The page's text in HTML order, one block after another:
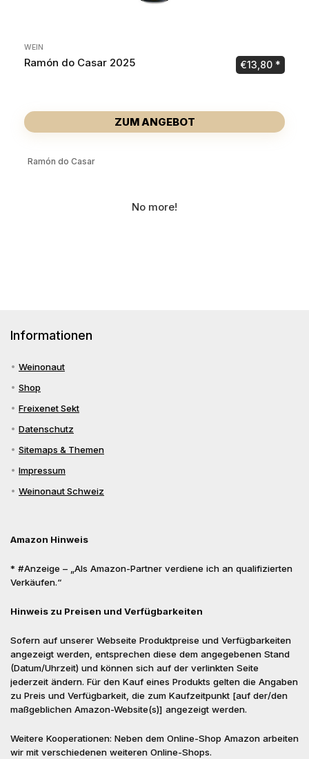
WEIN
Ramón do Casar 2025 €13,80
ZUM ANGEBOT
Ramón do Casar
No more!
Informationen
Weinonaut
Shop
Freixenet Sekt
Datenschutz
Sitemaps & Themen
Impressum
Weinonaut Schweiz
Amazon Hinweis
* #Anzeige – „Als Amazon-Partner verdiene ich an qualifizierten
Verkäufen.“
Hinweis zu Preisen und Verfügbarkeiten
Sofern auf unserer Webseite Produktpreise und Verfügbarkeiten
angezeigt werden, entsprechen diese dem angegebenen Stand
(Datum/Uhrzeit) und können sich auf der verlinkten Seite
jederzeit ändern. Für den Kauf eines Produkts gelten die Angaben
zu Preis und Verfügbarkeit, die zum Kaufzeitpunkt [auf der/den
maßgeblichen Amazon-Website(s)] angezeigt werden.
Weitere Kooperationen: Neben dem Online-Shop Amazon arbeiten
wir mit verschiedenen weiteren Online-Shops.